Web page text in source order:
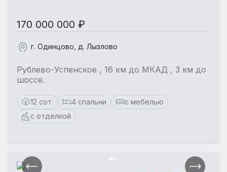
170 000 000 ₽
г. Одинцово, д. Лызлово
Рублево-Успенское , 16 км до МКАД , 3 км до
шоссе.
12 сот. 4 спальни
с мебелью
с отделкой